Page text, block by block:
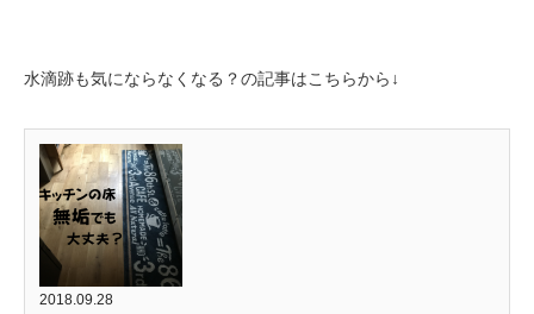
水滴跡も気にならなくなる？の記事はこちらから↓
2018.09.28